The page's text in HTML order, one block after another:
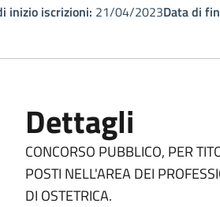
inizio iscrizioni: 21/04/2023Data di
Dettagli
CONCORSO PUBBLICO, PER
POSTI NELL'AREA DEI
DI OSTETRICA.